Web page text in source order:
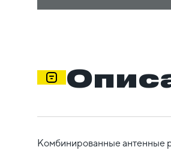
Комбинированные антенные